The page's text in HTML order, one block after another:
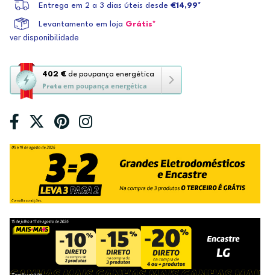
Entrega em 2 a 3 dias úteis desde €14,99*
Levantamento em loja Grátis*
ver disponibilidade
402 € de poupança energética
Prata em poupança energética
Esta
ação
abre
a
ferramenta
de
poupança
energética
Youreko.